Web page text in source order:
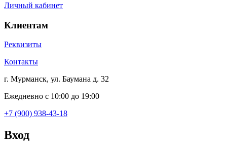
Личный кабинет
Клиентам
Реквизиты
Контакты
г. Мурманск, ул. Баумана д. 32
Ежедневно с 10:00 до 19:00
+7 (900) 938-43-18
Вход